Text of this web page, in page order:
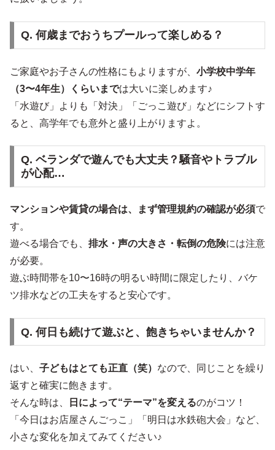
Q. 何歳までおうちプールって楽しめる？
ご家庭やお子さんの性格にもよりますが、 小学校中学年
（3〜4年生）くらいまでは大いに楽しめます♪
「水遊び」よりも「対決」「ごっこ遊び」などにシフトす
ると、高学年でも意外と盛り上がりますよ。
Q. ベランダで遊んでも大丈夫？騒音やトラブル
が心配…
マンションや賃貸の場合は、まず管理規約の確認が必須で
す。
遊べる場合でも、 排水・声の大きさ・転倒の危険には注意
が必要。
遊ぶ時間帯を10〜16時の明るい時間に限定したり、バケ
ツ排水などの工夫をすると安心です。
Q. 何日も続けて遊ぶと、飽きちゃいませんか？
はい、 子どもはとても正直（笑） なので、同じことを繰り
返すと確実に飽きます。
そんな時は、
日によって“テーマ”を変えるのがコツ！
「今日はお店屋さんごっこ」「明日は水鉄砲大会」など、
小さな変化を加えてみてください♪